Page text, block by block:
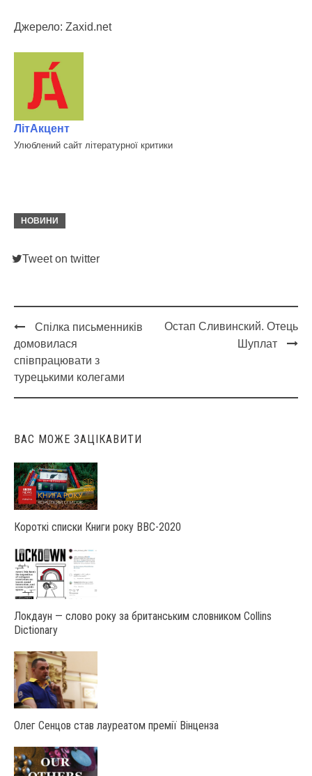
Джерело: Zaxid.net
ЛітАкцент
Улюблений сайт літературної критики
НОВИНИ
Tweet on twitter
Post
navigation
Спілка письменників
домовилася
співпрацювати з
турецькими колегами
Остап Сливинский. Отець
Шуплат
ВАС МОЖЕ ЗАЦІКАВИТИ
Короткі списки Книги року ВВС-2020
Локдаун — слово року за британським словником Collins
Dictionary
Олег Сенцов став лауреатом премії Вінценза